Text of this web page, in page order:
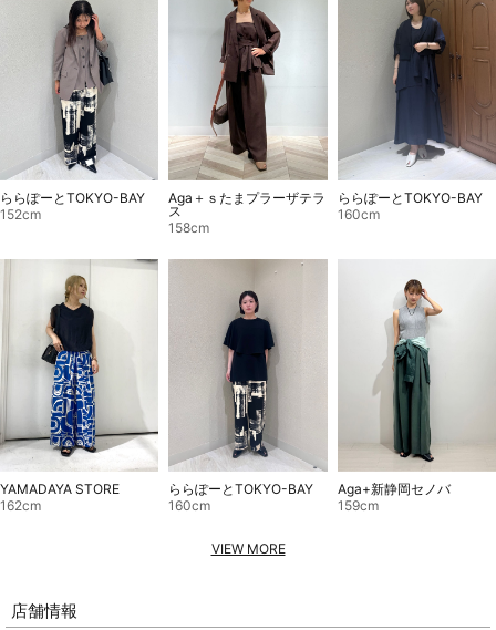
ららぽーとTOKYO-BAY
152cm
Aga＋ｓたまプラーザテラ
ス
158cm
ららぽーとTOKYO-BAY
160cm
YAMADAYA STORE
162cm
ららぽーとTOKYO-BAY
160cm
Aga+新静岡セノバ
159cm
VIEW MORE
店舗情報